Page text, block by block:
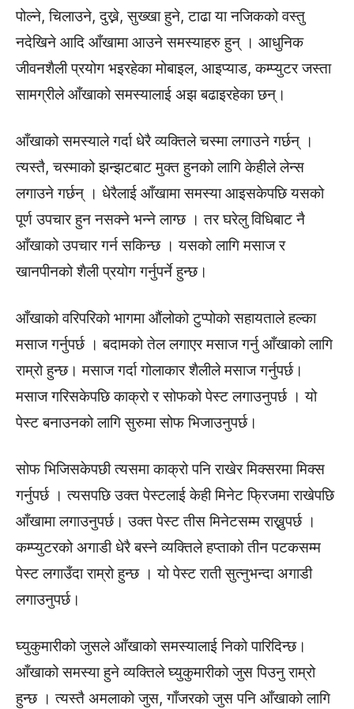
पोल्ने, चिलाउने, दुख्ने, सुख्खा हुने, टाढा या नजिकको वस्तु
नदेखिने आदि आँखामा आउने समस्याहरु हुन् । आधुनिक
जीवनशैली प्रयोग भइरहेका मोबाइल, आइप्याड, कम्प्युटर जस्ता
सामग्रीले आँखाको समस्यालाई अझ बढाइरहेका छन्।
आँखाको समस्याले गर्दा धेरै व्यक्तिले चस्मा लगाउने गर्छन् ।
त्यस्तै, चस्माको झन्झटबाट मुक्त हुनको लागि केहीले लेन्स
लगाउने गर्छन् । धेरैलाई आँखामा समस्या आइसकेपछि यसको
पूर्ण उपचार हुन नसक्ने भन्ने लाग्छ । तर घरेलु विधिबाट नै
आँखाको उपचार गर्न सकिन्छ । यसको लागि मसाज र
खानपीनको शैली प्रयोग गर्नुपर्ने हुन्छ।
आँखाको वरिपरिको भागमा औंलोको टुप्पोको सहायताले हल्का
मसाज गर्नुपर्छ । बदामको तेल लगाएर मसाज गर्नु आँखाको लागि
राम्रो हुन्छ। मसाज गर्दा गोलाकार शैलीले मसाज गर्नुपर्छ।
मसाज गरिसकेपछि काक्रो र सोफको पेस्ट लगाउनुपर्छ । यो
पेस्ट बनाउनको लागि सुरुमा सोफ भिजाउनुपर्छ।
सोफ भिजिसकेपछी त्यसमा काक्रो पनि राखेर मिक्सरमा मिक्स
गर्नुपर्छ । त्यसपछि उक्त पेस्टलाई केही मिनेट फ्रिजमा राखेपछि
आँखामा लगाउनुपर्छ। उक्त पेस्ट तीस मिनेटसम्म राख्नुपर्छ ।
कम्प्युटरको अगाडी धेरै बस्ने व्यक्तिले हप्ताको तीन पटकसम्म
पेस्ट लगाउँदा राम्रो हुन्छ । यो पेस्ट राती सुत्नुभन्दा अगाडी
लगाउनुपर्छ।
घ्युकुमारीको जुसले आँखाको समस्यालाई निको पारिदिन्छ।
आँखाको समस्या हुने व्यक्तिले घ्युकुमारीको जुस पिउनु राम्रो
हुन्छ । त्यस्तै अमलाको जुस, गाँजरको जुस पनि आँखाको लागि